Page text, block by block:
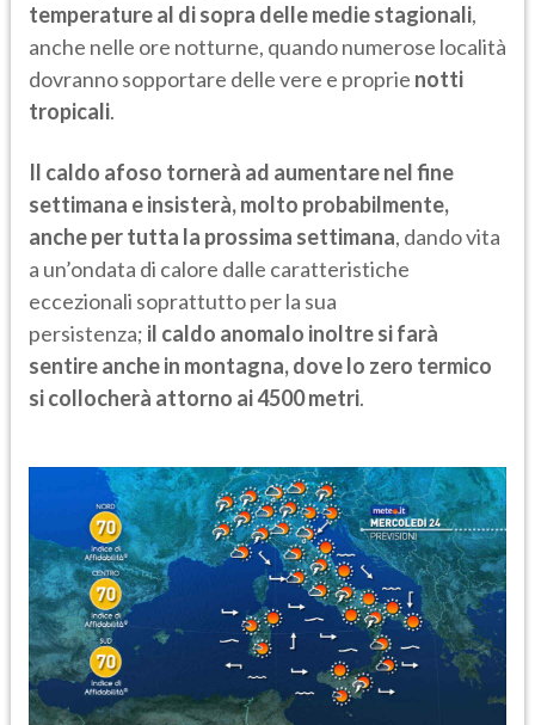
temperature al di sopra delle medie stagionali,
anche nelle ore notturne, quando numerose località
dovranno sopportare delle vere e proprie notti
tropicali.
Il caldo afoso tornerà ad aumentare nel fine
settimana e insisterà, molto probabilmente,
anche per tutta la prossima settimana, dando vita
a un’ondata di calore dalle caratteristiche
eccezionali soprattutto per la sua
persistenza; il caldo anomalo inoltre si farà
sentire anche in montagna, dove lo zero termico
si collocherà attorno ai 4500 metri.